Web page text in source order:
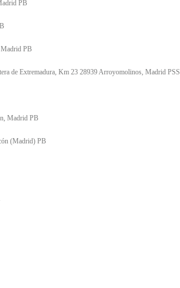
PB
Madrid PB
de Extremadura, Km 23 28939 Arroyomolinos, Madrid PSS
Madrid PB
(Madrid) PB